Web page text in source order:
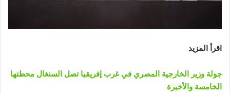
اقرأ المزيد
جولة وزير الخارجية المصري في غرب إفريقيا تصل السنغال محطتها
الخامسة والأخيرة